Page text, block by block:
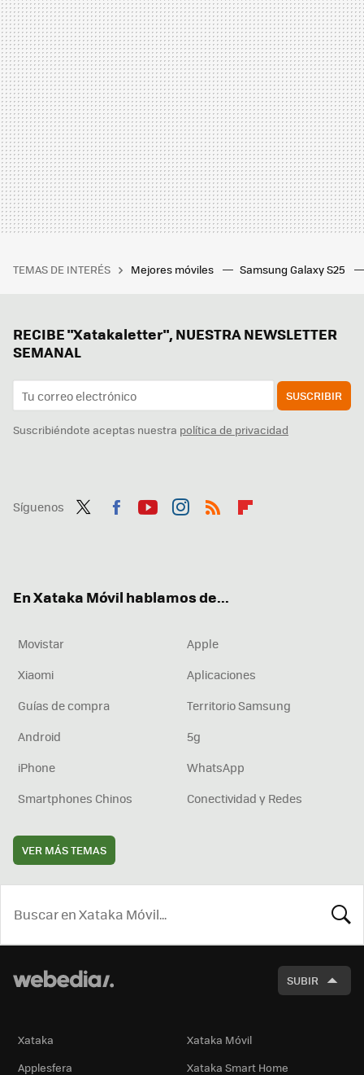
TEMAS DE INTERÉS Mejores móviles Samsung Galaxy S25
RECIBE "Xatakaletter", NUESTRA NEWSLETTER
SEMANAL
SUSCRIBIR
Suscribiéndote aceptas nuestra política de privacidad
Síguenos
En Xataka Móvil hablamos de...
Movistar
Apple
Xiaomi
Aplicaciones
Guías de compra
Territorio Samsung
Android
5g
iPhone
WhatsApp
Smartphones Chinos
Conectividad y Redes
VER MÁS TEMAS
SUBIR
Xataka
Xataka Móvil
Applesfera
Xataka Smart Home